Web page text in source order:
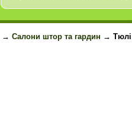
→ Салони штор та гардин → Тюлі